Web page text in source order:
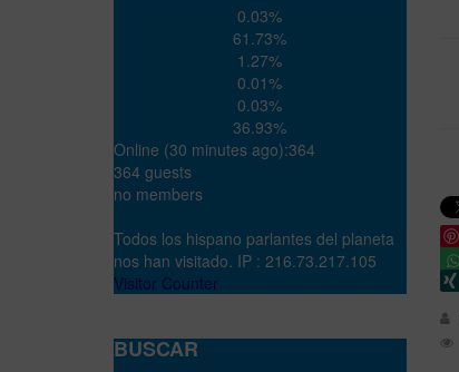
0.03%
61.73%
1.27%
0.01%
0.03%
36.93%
Online (30 minutes ago):364
364 guests
no members
Todos los hispano parlantes del planeta
nos han visitado. IP : 216.73.217.105
Visitor Counter
BUSCAR